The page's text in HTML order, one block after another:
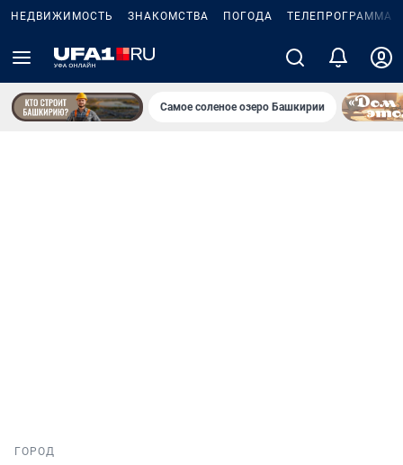
НЕДВИЖИМОСТЬ ЗНАКОМСТВА ПОГОДА ТЕЛЕПРОГРАММА
Самое соленое озеро Башкирии
ГОРОД